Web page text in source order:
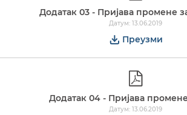
Додатак 03 - Пријава промене
Датум: 13.06.2019
Преузми
Додатак 04 - Пријава промене
Датум: 13.06.2019